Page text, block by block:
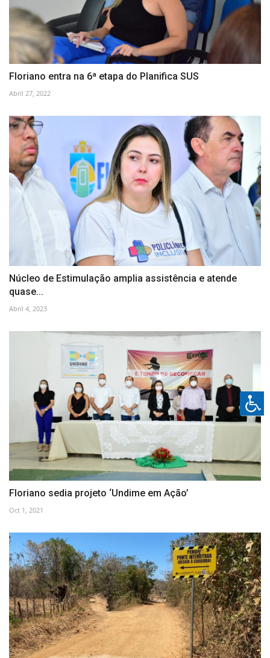
Floriano entra na 6ª etapa do Planifica SUS
Abril 27, 2022
Núcleo de Estimulação amplia assistência e atende
quase...
Abril 4, 2023
Floriano sedia projeto ‘Undime em Ação’
Oct 1, 2021